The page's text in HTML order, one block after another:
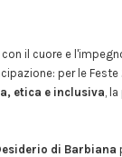
il cuore e
per le
etica e inclusiva ,
di Barbiana